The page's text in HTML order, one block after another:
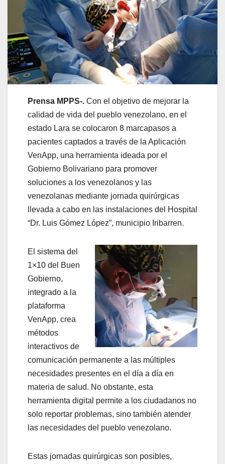
Prensa MPPS-. Con el objetivo de mejorar la
calidad de vida del pueblo venezolano, en el
estado Lara se colocaron 8 marcapasos a
pacientes captados a través de la Aplicación
VenApp, una herramienta ideada por el
Gobierno Bolivariano para promover
soluciones a los venezolanos y las
venezolanas mediante jornada quirúrgicas
llevada a cabo en las instalaciones del Hospital
“Dr. Luis Gómez López”, municipio Iribarren.
El sistema del
1×10 del Buen
Gobierno,
integrado a la
plataforma
VenApp, crea
métodos
interactivos de
comunicación permanente a las múltiples
necesidades presentes en el día a día en
materia de salud. No obstante, esta
herramienta digital permite a los ciudadanos no
solo reportar problemas, sino también atender
las necesidades del pueblo venezolano.
Estas jornadas quirúrgicas son posibles,